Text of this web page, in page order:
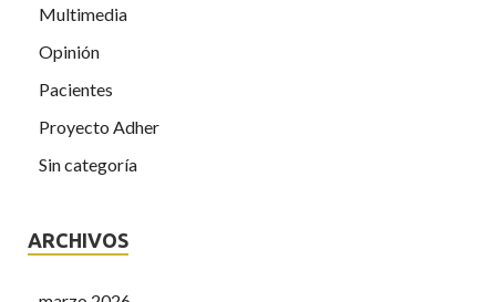
Multimedia
Opinión
Pacientes
Proyecto Adher
Sin categoría
ARCHIVOS